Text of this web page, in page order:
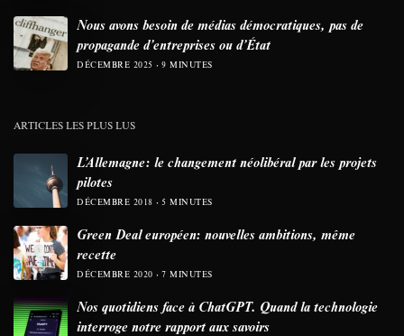
Nous avons besoin de médias démocratiques, pas de
propagande d’entreprises ou d’État
DÉCEMBRE 2025 9 MINUTES
ARTICLES LES PLUS LUS
L’Allemagne: le changement néolibéral par les projets
pilotes
DÉCEMBRE 2018 5 MINUTES
Green Deal européen: nouvelles ambitions, même
recette
DÉCEMBRE 2020 7 MINUTES
Nos quotidiens face à ChatGPT. Quand la technologie
interroge notre rapport aux savoirs